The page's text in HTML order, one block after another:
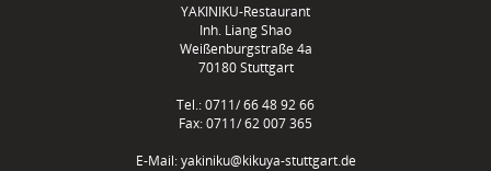
YAKINIKU-Restaurant
Inh. Liang Shao
Weißenburgstraße 4a
70180 Stuttgart
Tel.: 0711/ 66 48 92 66
Fax: 0711/ 62 007 365
E-Mail:yakiniku@kikuya-stuttgart.de